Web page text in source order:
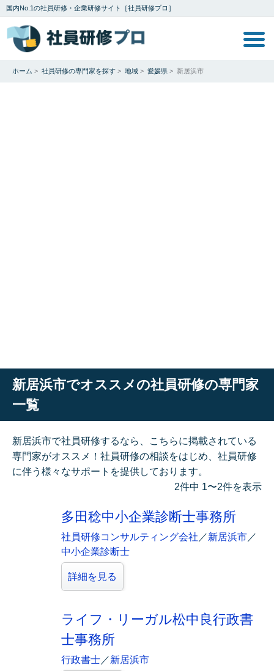
国内No.1の社員研修・企業研修サイト［社員研修プロ］
ホーム > 社員研修の専門家を探す > 地域 > 愛媛県 > 新居浜市
新居浜市でオススメの社員研修の専門家
一覧
新居浜市で社員研修するなら、こちらに掲載されている
専門家がオススメ！社員研修の相談をはじめ、社員研修
に伴う様々なサポートを提供しております。
2件中 1〜2件を表示
多田稔中小企業診断士事務所
社員研修コンサルティング会社 ／新居浜市／
中小企業診断士
詳細を見る
ライフ・リーガル松中良行政書
士事務所
行政書士／新居浜市